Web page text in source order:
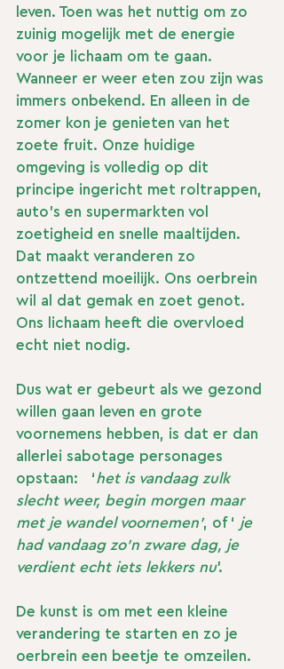
leven. Toen was het nuttig om zo
zuinig mogelijk met de energie
voor je lichaam om te gaan.
Wanneer er weer eten zou zijn was
immers onbekend. En alleen in de
zomer kon je genieten van het
zoete fruit. Onze huidige
omgeving is volledig op dit
principe ingericht met roltrappen,
auto’s en supermarkten vol
zoetigheid en snelle maaltijden.
Dat maakt veranderen zo
ontzettend moeilijk. Ons oerbrein
wil al dat gemak en zoet genot.
Ons lichaam heeft die overvloed
echt niet nodig.
Dus wat er gebeurt als we gezond
willen gaan leven en grote
voornemens hebben, is dat er dan
allerlei sabotage personages
opstaan:   ‘het is vandaag zulk
slecht weer, begin morgen maar
met je wandel voornemen’, of ‘ je
had vandaag zo’n zware dag, je
verdient echt iets lekkers nu’.
De kunst is om met een kleine
verandering te starten en zo je
oerbrein een beetje te omzeilen.